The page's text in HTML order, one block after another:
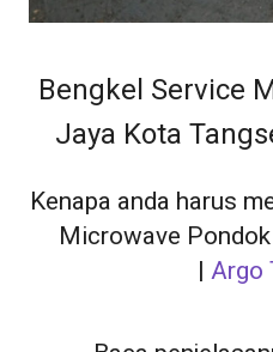
Bengkel Service
Jaya Kota
Kenapa anda harus
Microwave
| Argo